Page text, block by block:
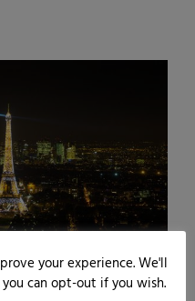
your experience. We'll
can opt-out if you wish.